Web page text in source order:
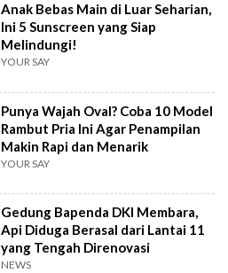
Anak Bebas Main di Luar Seharian,
Ini 5 Sunscreen yang Siap
Melindungi!
YOUR SAY
Punya Wajah Oval? Coba 10 Model
Rambut Pria Ini Agar Penampilan
Makin Rapi dan Menarik
YOUR SAY
Gedung Bapenda DKI Membara,
Api Diduga Berasal dari Lantai 11
yang Tengah Direnovasi
NEWS